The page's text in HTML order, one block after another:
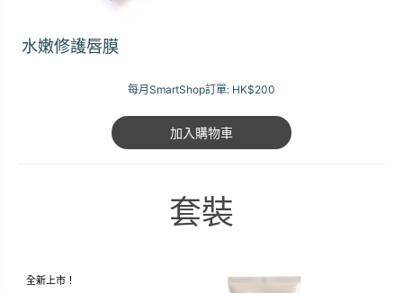
水嫩修護唇膜
每月SmartShop訂單: HK$200
加入購物車
套裝
全新上市！